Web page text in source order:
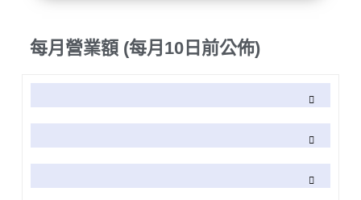
每月營業額 (每月10日前公佈)